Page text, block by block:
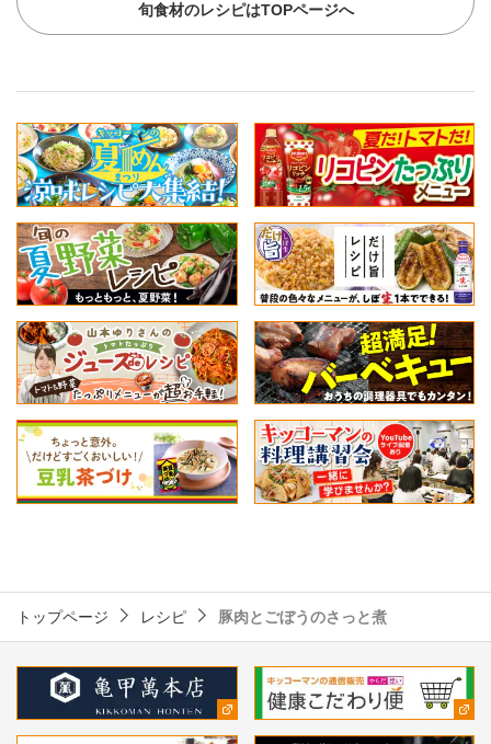
旬食材のレシピはTOPページへ
トップページ レシピ 豚肉とごぼうのさっと煮